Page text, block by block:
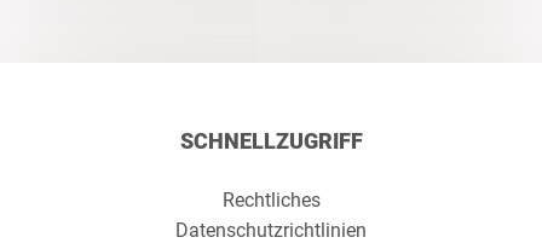
SCHNELLZUGRIFF
Rechtliches
Datenschutzrichtlinien